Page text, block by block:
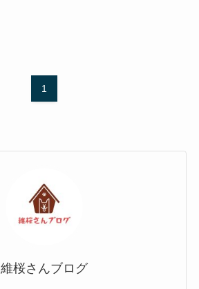
1
維桜さんブログ